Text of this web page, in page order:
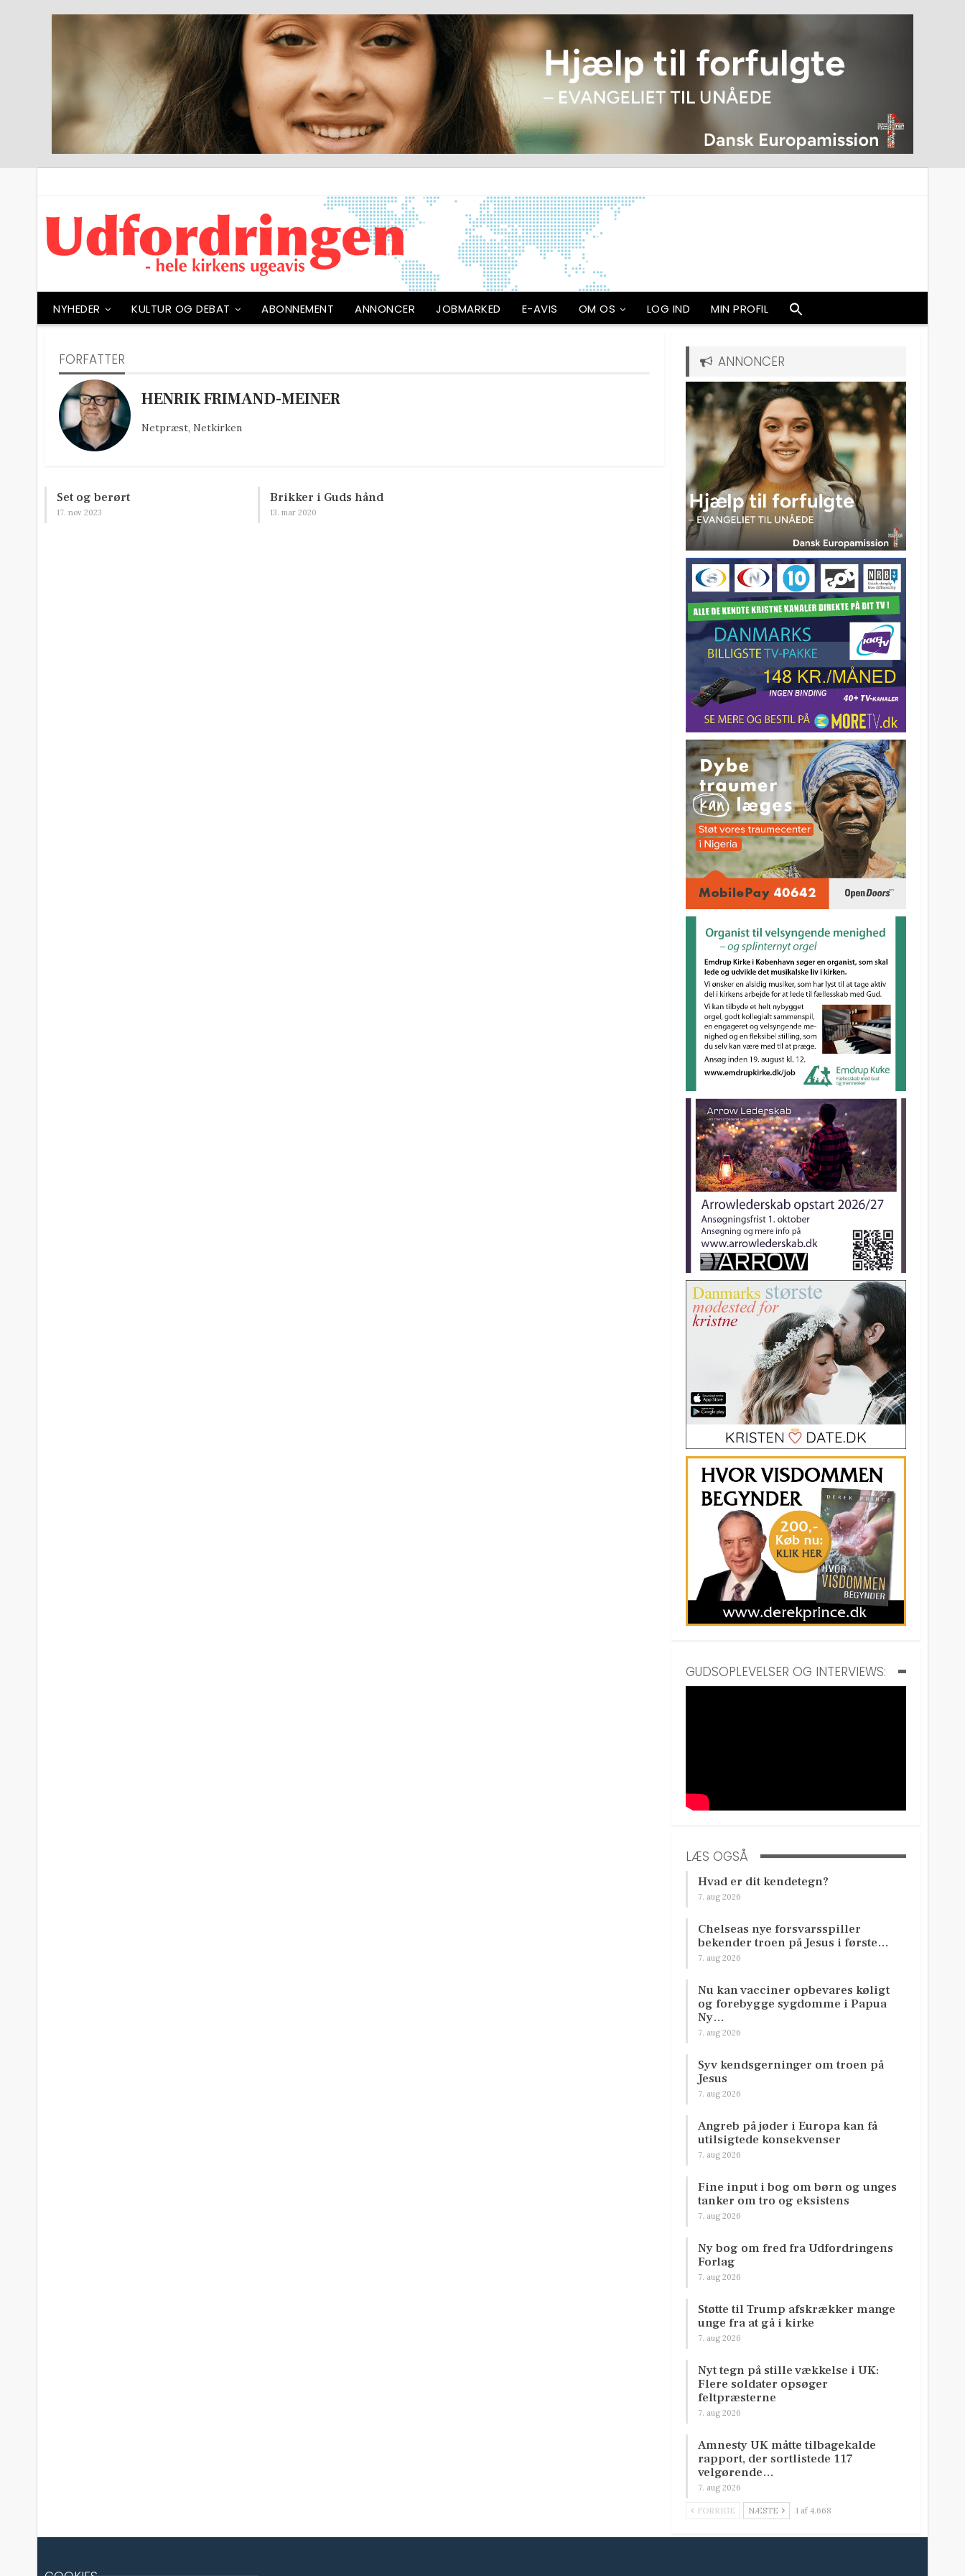
NYHEDER KULTUR OG DEBAT ABONNEMENT ANNONCER JOBMARKED E-AVIS OM OS LOG IND MIN PROFIL
FORFATTER
HENRIK FRIMAND-MEINER
Netpræst, Netkirken
Set og berørt
17. nov 2023
Brikker i Guds hånd
13. mar 2020
ANNONCER
GUDSOPLEVELSER OG INTERVIEWS:
LÆS OGSÅ
Hvad er dit kendetegn?
7. aug 2026
Chelseas nye forsvarsspiller
bekender troen på Jesus i første…
7. aug 2026
Nu kan vacciner opbevares køligt
og forebygge sygdomme i Papua
Ny…
7. aug 2026
Syv kendsgerninger om troen på
Jesus
7. aug 2026
Angreb på jøder i Europa kan få
utilsigtede konsekvenser
7. aug 2026
Fine input i bog om børn og unges
tanker om tro og eksistens
7. aug 2026
Ny bog om fred fra Udfordringens
Forlag
7. aug 2026
Støtte til Trump afskrækker mange
unge fra at gå i kirke
7. aug 2026
Nyt tegn på stille vækkelse i UK:
Flere soldater opsøger
feltpræsterne
7. aug 2026
Amnesty UK måtte tilbagekalde
rapport, der sortlistede 117
velgørende…
7. aug 2026
FORRIGE NÆSTE 1 af 4.668